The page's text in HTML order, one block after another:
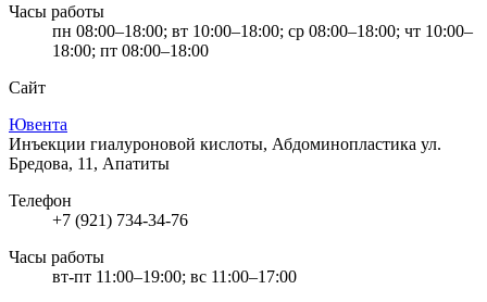
Часы работы
пн 08:00–18:00; вт 10:00–18:00; ср 08:00–18:00; чт 10:00–
18:00; пт 08:00–18:00
Сайт
Ювента
Инъекции гиалуроновой кислоты, Абдоминопластика ул.
Бредова, 11, Апатиты
Телефон
+7 (921) 734-34-76
Часы работы
вт-пт 11:00–19:00; вс 11:00–17:00